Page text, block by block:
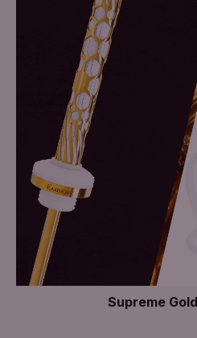
Додати в
Supreme